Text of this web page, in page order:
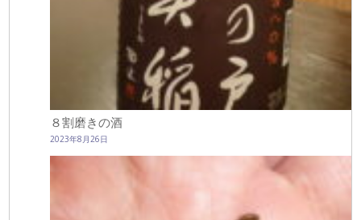
８割磨きの酒
2023年8月26日